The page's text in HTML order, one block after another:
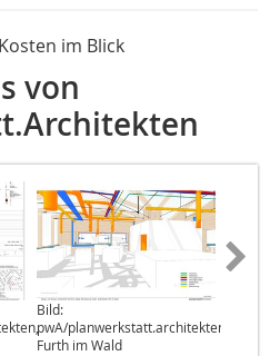
im Blick
von
Bild:
pwA/planwerkstatt.architekten,
Furth im Wald